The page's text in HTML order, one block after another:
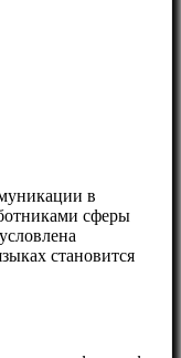
в
сферы
становится